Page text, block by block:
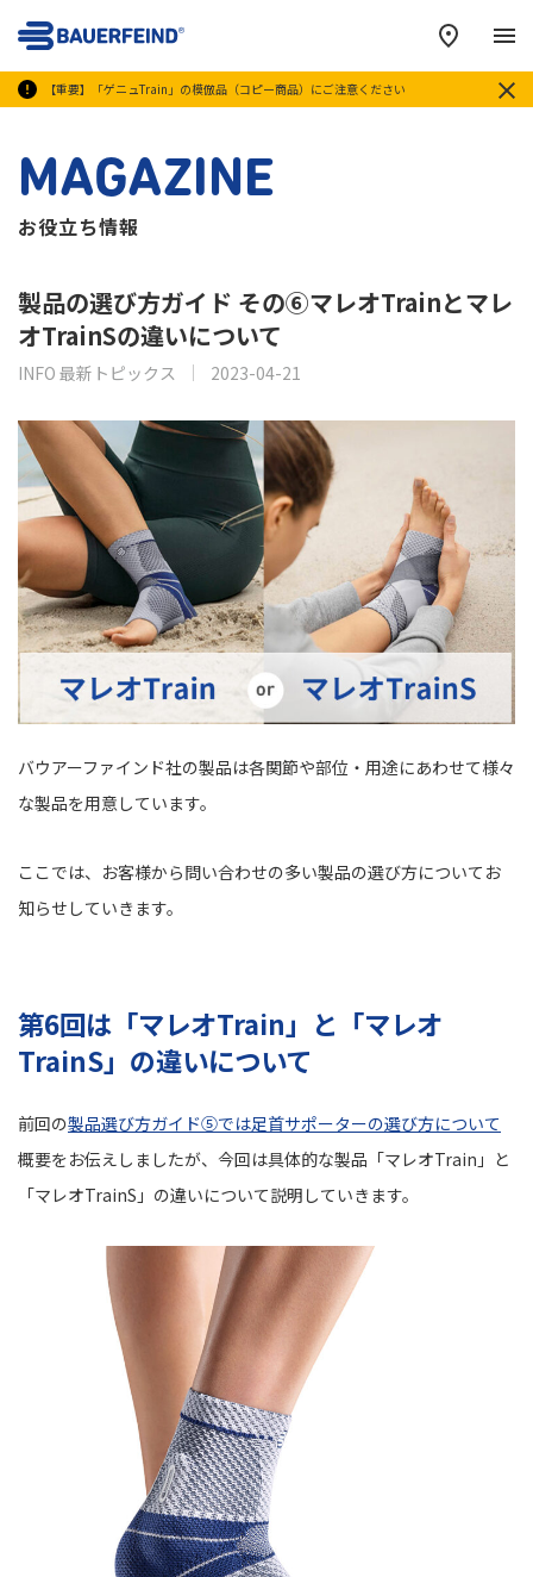
【重要】「ゲニュTrain」の模倣品（コピー商品）にご注意ください
メ
MAGAZINE
お役立ち情報
製品の選び方ガイド その⑥マレオTrainとマレ
オTrainSの違いについて
INFO 最新トピックス 2023-04-21
バウアーファインド社の製品は各関節や部位・用途にあわせて様々
な製品を用意しています。
ここでは、お客様から問い合わせの多い製品の選び方についてお
知らせしていきます。
第6回は「マレオTrain」と「マレオ
TrainS」の違いについて
前回の製品選び方ガイド⑤では足首サポーターの選び方について
概要をお伝えしましたが、今回は具体的な製品「マレオTrain」と
「マレオTrainS」の違いについて説明していきます。